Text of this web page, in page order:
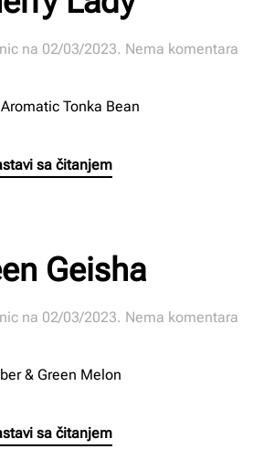
na 02/03/2023. Nema komentarana
Tonka Bean
sa čitanjem
Geisha
na 02/03/2023. Nema komentarana
& Green Melon
sa čitanjem